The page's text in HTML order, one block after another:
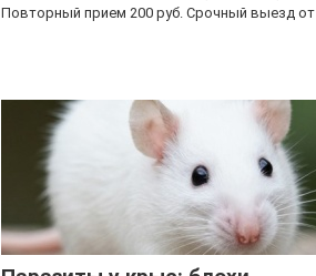
Повторный прием 200 руб. Срочный выезд от